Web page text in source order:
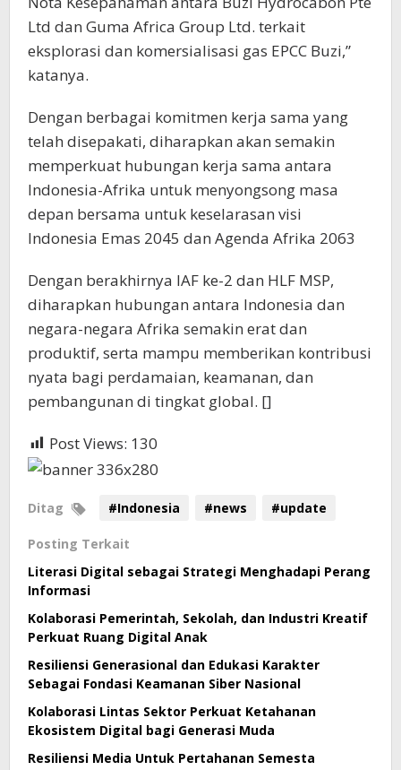
Ltd dan Guma Africa Group Ltd. terkait
eksplorasi dan komersialisasi gas EPCC Buzi,”
katanya.
Dengan berbagai komitmen kerja sama yang
telah disepakati, diharapkan akan semakin
memperkuat hubungan kerja sama antara
Indonesia-Afrika untuk menyongsong masa
depan bersama untuk keselarasan visi
Indonesia Emas 2045 dan Agenda Afrika 2063
Dengan berakhirnya IAF ke-2 dan HLF MSP,
diharapkan hubungan antara Indonesia dan
negara-negara Afrika semakin erat dan
produktif, serta mampu memberikan kontribusi
nyata bagi perdamaian, keamanan, dan
pembangunan di tingkat global. []
Post Views: 130
Ditag #Indonesia #news #update
Posting Terkait
Literasi Digital sebagai Strategi Menghadapi Perang
Informasi
Kolaborasi Pemerintah, Sekolah, dan Industri Kreatif
Perkuat Ruang Digital Anak
Resiliensi Generasional dan Edukasi Karakter
Sebagai Fondasi Keamanan Siber Nasional
Kolaborasi Lintas Sektor Perkuat Ketahanan
Ekosistem Digital bagi Generasi Muda
Resiliensi Media Untuk Pertahanan Semesta